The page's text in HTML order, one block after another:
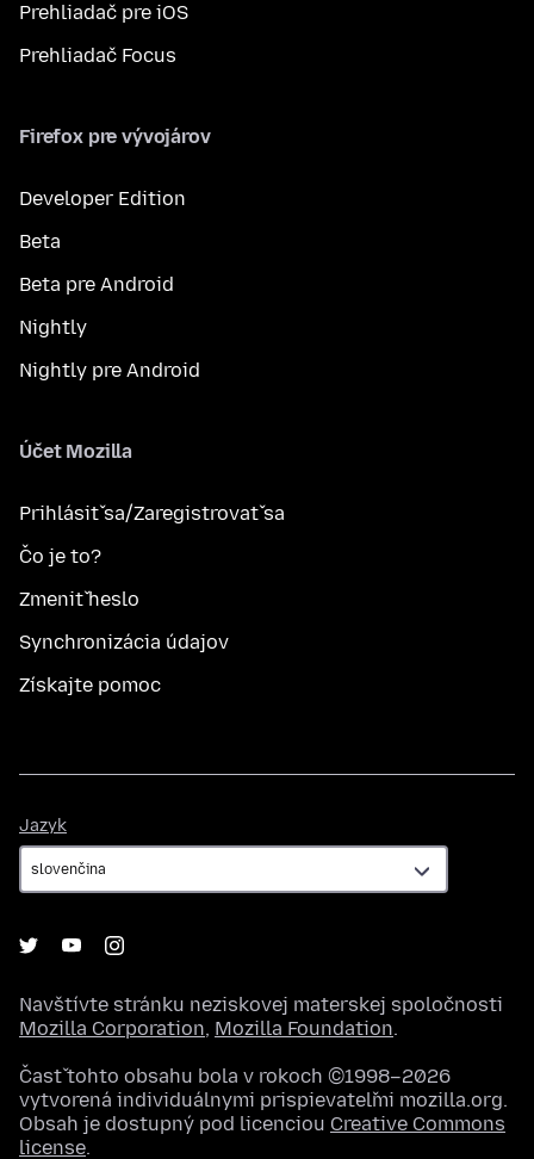
Prehliadač pre iOS
Prehliadač Focus
Firefox pre vývojárov
Developer Edition
Beta
Beta pre Android
Nightly
Nightly pre Android
Účet Mozilla
Prihlásiť sa/Zaregistrovať sa
Čo je to?
Zmeniť heslo
Synchronizácia údajov
Získajte pomoc
Jazyk
Navštívte stránku neziskovej materskej spoločnosti
Mozilla Corporation, Mozilla Foundation.
Časť tohto obsahu bola v rokoch ©1998–2026
vytvorená individuálnymi prispievateľmi mozilla.org.
Obsah je dostupný pod licenciou Creative Commons
license.